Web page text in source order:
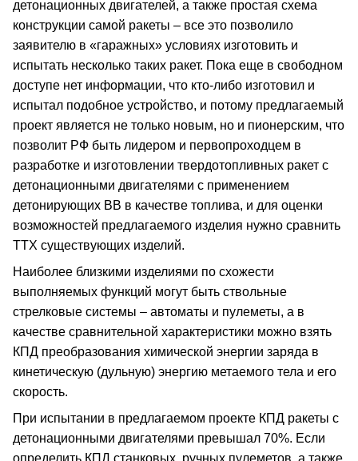
детонационных двигателей, а также простая схема
конструкции самой ракеты – все это позволило
заявителю в «гаражных» условиях изготовить и
испытать несколько таких ракет. Пока еще в свободном
доступе нет информации, что кто-либо изготовил и
испытал подобное устройство, и потому предлагаемый
проект является не только новым, но и пионерским, что
позволит РФ быть лидером и первопроходцем в
разработке и изготовлении твердотопливных ракет с
детонационными двигателями с применением
детонирующих ВВ в качестве топлива, и для оценки
возможностей предлагаемого изделия нужно сравнить
ТТХ существующих изделий.
Наиболее близкими изделиями по схожести
выполняемых функций могут быть ствольные
стрелковые системы – автоматы и пулеметы, а в
качестве сравнительной характеристики можно взять
КПД преобразования химической энергии заряда в
кинетическую (дульную) энергию метаемого тела и его
скорость.
При испытании в предлагаемом проекте КПД ракеты с
детонационными двигателями превышал 70%. Если
определить КПД станковых, ручных пулеметов, а также